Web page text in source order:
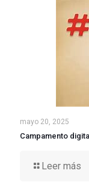
mayo 20, 2025
Campamento
Leer más